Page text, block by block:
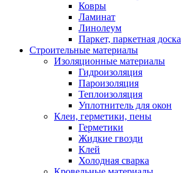
Ковры
Ламинат
Линолеум
Паркет, паркетная доска
Строительные материалы
Изоляционные материалы
Гидроизоляция
Пароизоляция
Теплоизоляция
Уплотнитель для окон
Клеи, герметики, пены
Герметики
Жидкие гвозди
Клей
Холодная сварка